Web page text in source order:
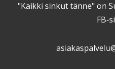
"Kaikki sinkut tänne" on
FB-